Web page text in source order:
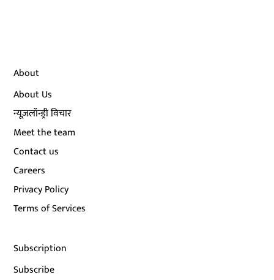
About
About Us
न्यूज़लॉन्ड्री विचार
Meet the team
Contact us
Careers
Privacy Policy
Terms of Services
Subscription
Subscribe